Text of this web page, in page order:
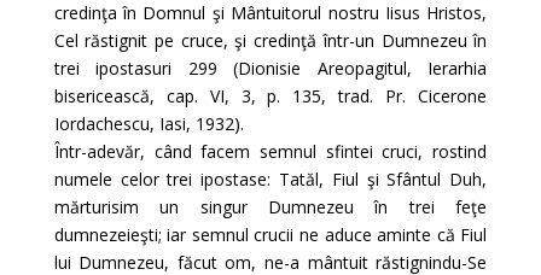
credinţa în Domnul şi Mântuitorul nostru Iisus Hristos,
Cel răstignit pe cruce, şi credinţă într-un Dumnezeu în
trei ipostasuri 299 (Dionisie Areopagitul, Ierarhia
bisericească, cap. VI, 3, p. 135, trad. Pr. Cicerone
Iordachescu, Iasi, 1932).
Într-adevăr, când facem semnul sfintei cruci, rostind
numele celor trei ipostase: Tatăl, Fiul şi Sfântul Duh,
mărturisim un singur Dumnezeu în trei feţe
dumnezeieşti; iar semnul crucii ne aduce aminte că Fiul
lui Dumnezeu, făcut om, ne-a mântuit răstignindu-Se